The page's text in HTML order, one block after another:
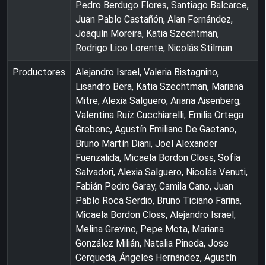
Pedro Berdugo Flores, Santiago Balcarce,
Juan Pablo Castañón, Alan Fernández,
Joaquín Moreira, Katia Szechtman,
Rodrigo Lico Lorente, Nicolás Stilman
Productores
Alejandro Israel, Valeria Bistagnino,
Lisandro Bera, Katia Szechtman, Mariana
Mitre, Alexia Salguero, Ariana Aisenberg,
Valentina Ruíz Cucchiarelli, Emilia Ortega
Grebenc, Agustín Emiliano De Gaetano,
Bruno Martín Diani, Joel Alexander
Fuenzalida, Micaela Bordon Closs, Sofía
Salvadori, Alexia Salguero, Nicolás Venuti,
Fabián Pedro Garay, Camila Cano, Juan
Pablo Roca Serdio, Bruno Ticiano Farina,
Micaela Bordon Closs, Alejandro Israel,
Melina Grevino, Pepe Mota, Mariana
González Milián, Natalia Pineda, Jose
Cerqueda, Ángeles Hernández, Agustín